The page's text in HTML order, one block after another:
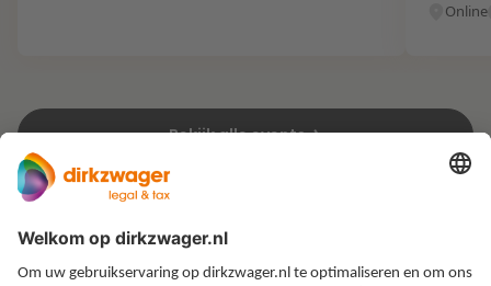
Online
Bekijk alle events
Expertises